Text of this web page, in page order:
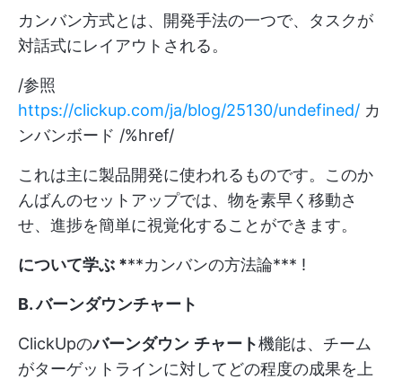
カンバン方式とは、開発手法の一つで、タスクが
対話式にレイアウトされる。
/参照
https://clickup.com/ja/blog/25130/undefined/ カ
ンバンボード /%href/
これは主に製品開発に使われるものです。このか
んばんのセットアップでは、物を素早く移動さ
せ、進捗を簡単に視覚化することができます。
について学ぶ ***カンバンの方法論*** !
B. バーンダウンチャート
ClickUpのバーンダウン チャート機能は、チーム
がターゲットラインに対してどの程度の成果を上